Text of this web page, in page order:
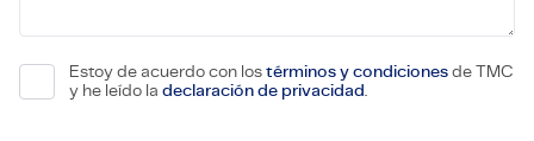
Estoy de acuerdo con los términos y condiciones de TMC
y he leído la declaración de privacidad.